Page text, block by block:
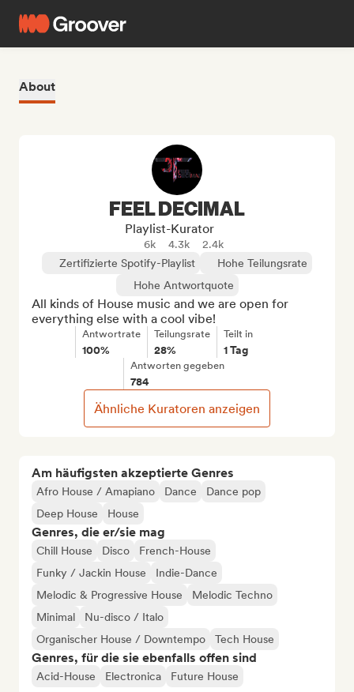
About
Am häufigsten akzeptierte Genres
Afro House / Amapiano Dance
Dance pop
Deep House
House
Genres, die er/sie mag
Chill House Disco
French-House
Funky / Jackin House
Indie-Dance
Melodic & Progressive House
Melodic Techno
Minimal
Nu-disco / Italo
Organischer House / Downtempo
Tech House
Genres, für die sie ebenfalls offen sind
Acid-House Electronica Future House
FEEL DECIMAL
Playlist-Kurator
6k 4.3k
2.4k
Zertifizierte Spotify-Playlist
Hohe Teilungsrate
Hohe Antwortquote
All kinds of House music and we are open for
everything else with a cool vibe!
Antwortrate
100%
Teilungsrate
28%
Teilt in
1 Tag
Antworten gegeben
784
Ähnliche Kuratoren anzeigen